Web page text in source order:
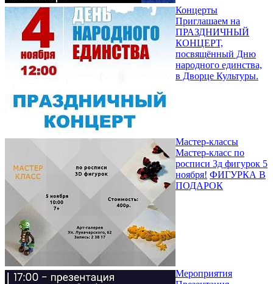
Концерты
Приглашаем на
ПРАЗДНИЧНЫЙ
КОНЦЕРТ,
посвящённый Дню
народного единства,
в Дворце Культуры.
Мастер-классы
Мастер-класс по
росписи 3д фигурок 5
ноября! ФИГУРКА В
ПОДАРОК
Мероприятия